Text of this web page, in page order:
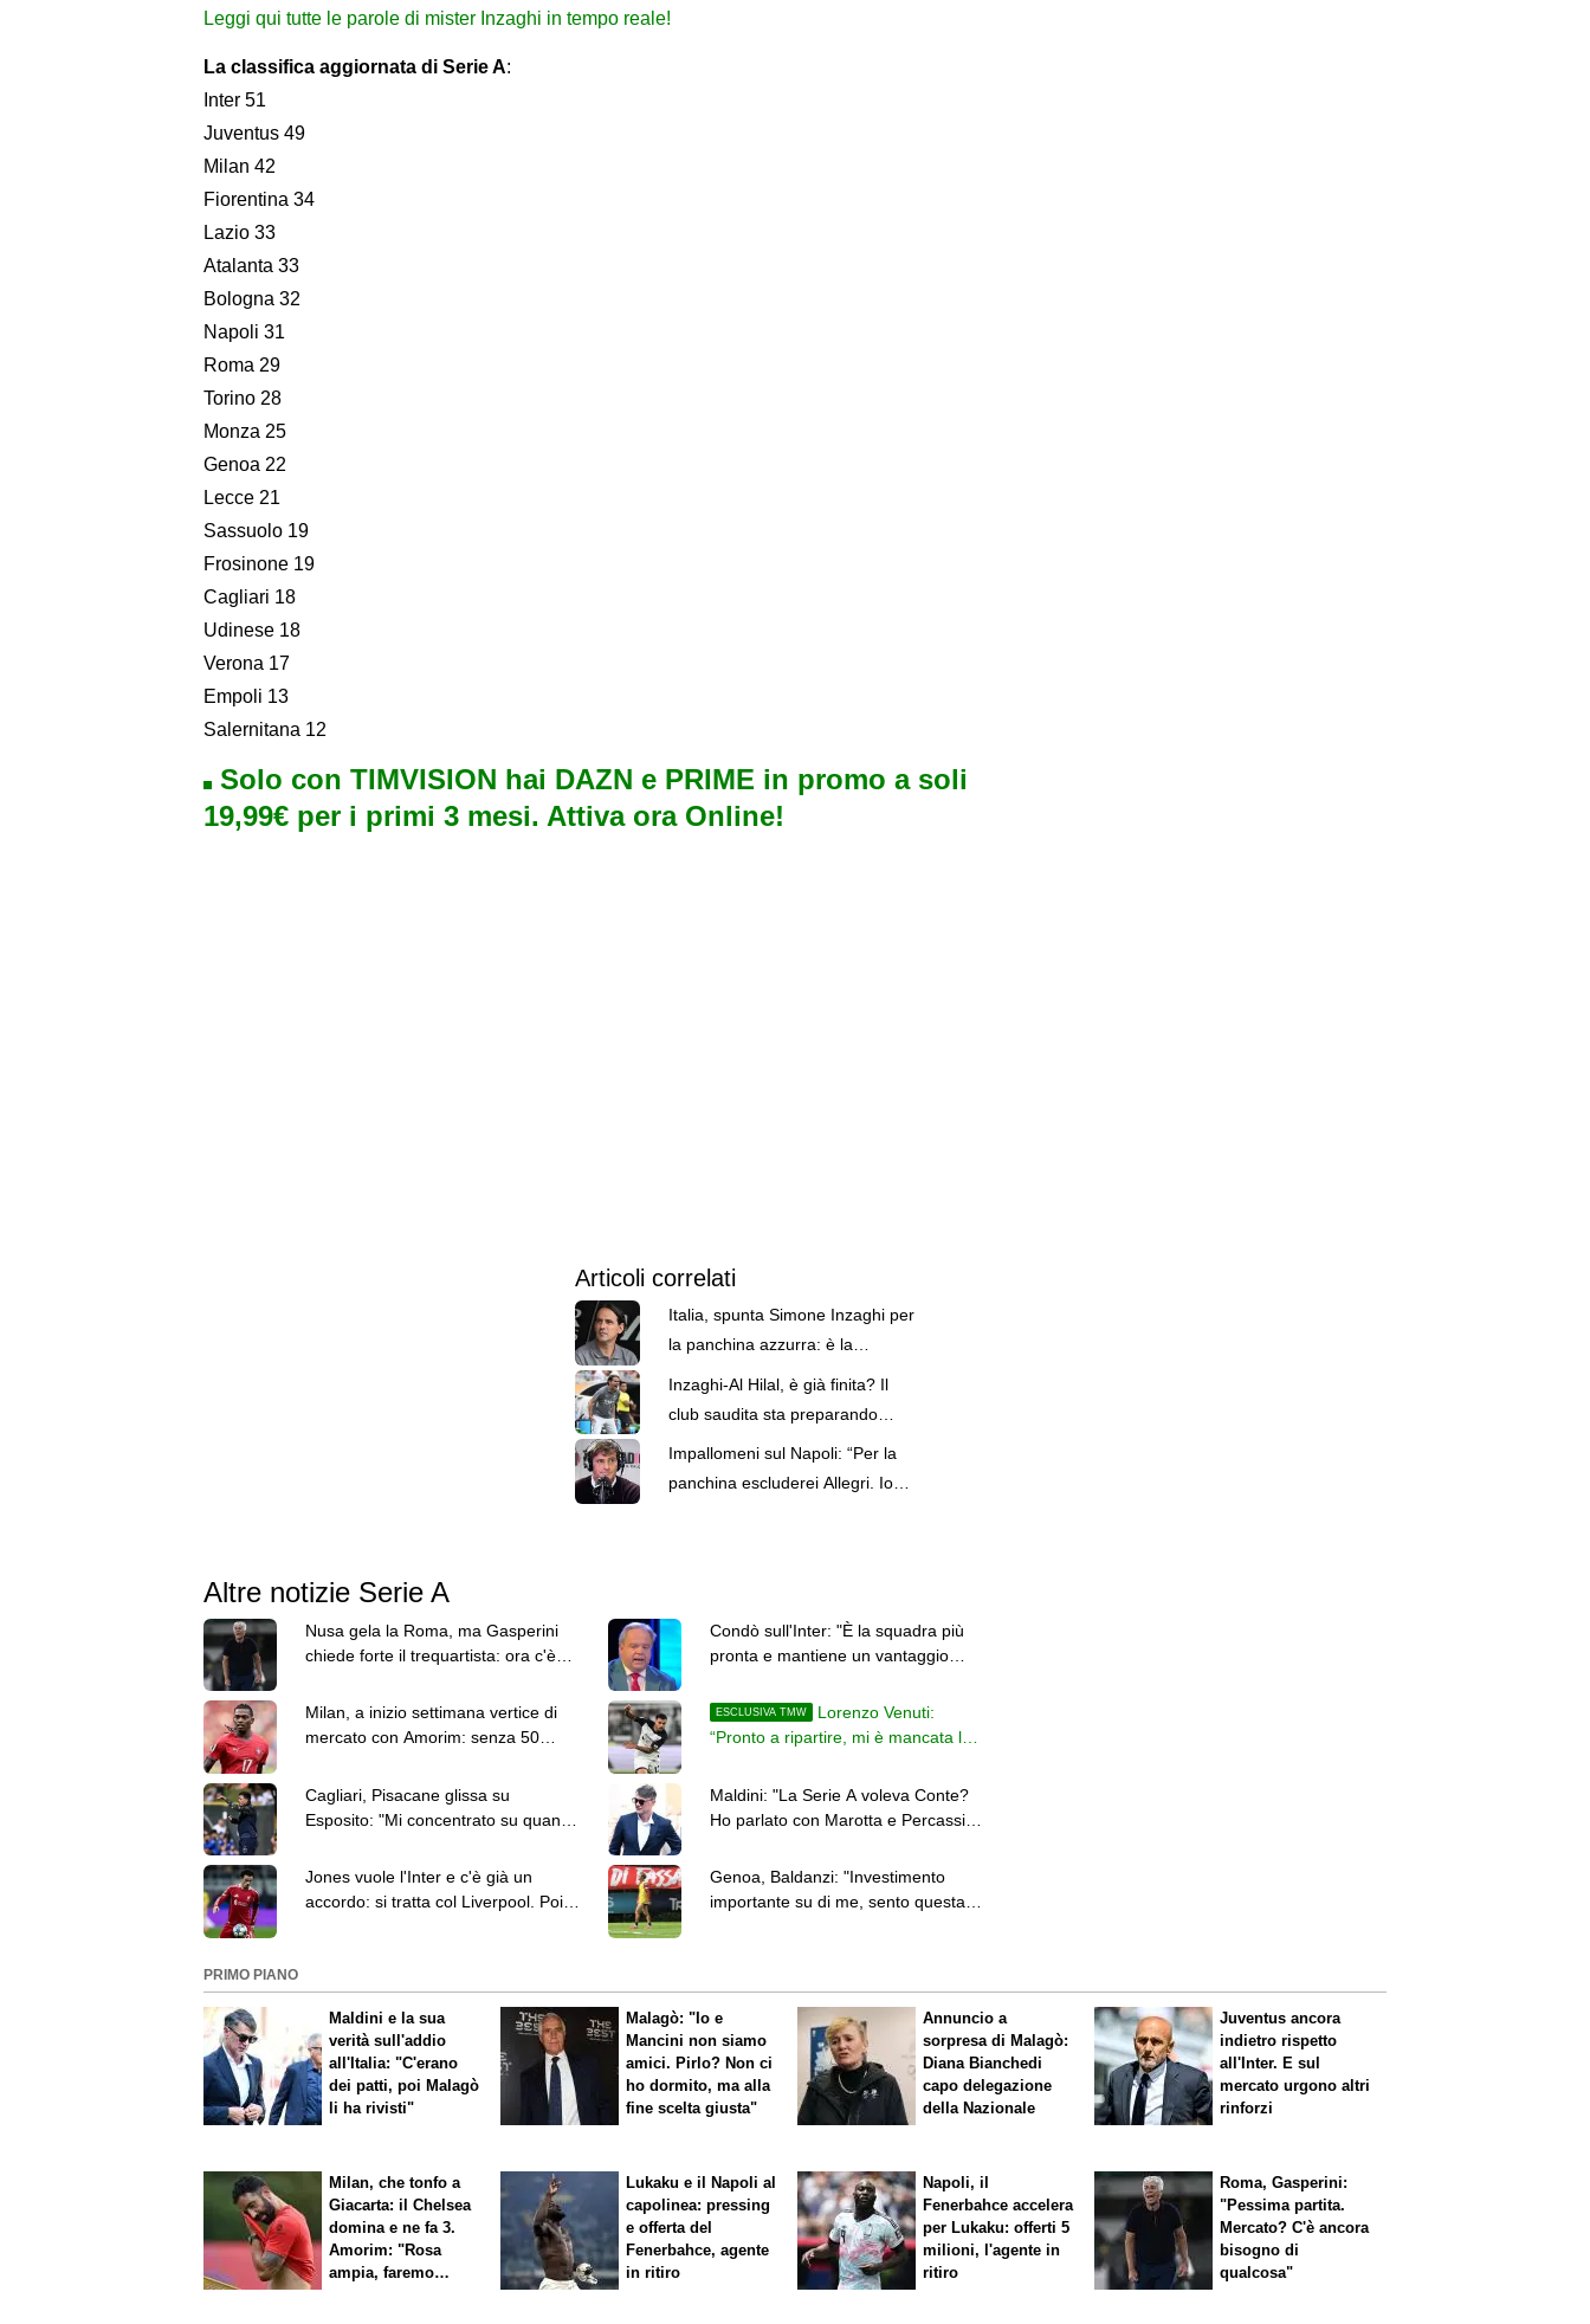
Leggi qui tutte le parole di mister Inzaghi in tempo reale!
La classifica aggiornata di Serie A:
Inter 51
Juventus 49
Milan 42
Fiorentina 34
Lazio 33
Atalanta 33
Bologna 32
Napoli 31
Roma 29
Torino 28
Monza 25
Genoa 22
Lecce 21
Sassuolo 19
Frosinone 19
Cagliari 18
Udinese 18
Verona 17
Empoli 13
Salernitana 12
Solo con TIMVISION hai DAZN e PRIME in promo a soli
19,99€ per i primi 3 mesi. Attiva ora Online!
Articoli correlati
Italia, spunta Simone Inzaghi per
la panchina azzurra: è la
Inzaghi-Al Hilal, è già finita? Il
club saudita sta preparando
un'offerta per Vitor Pereira
Impallomeni sul Napoli: “Per la
panchina escluderei Allegri. Io
Altre notizie Serie A
Nusa gela la Roma, ma Gasperini
chiede forte il trequartista: ora c'è
Condò sull'Inter: "È la squadra più
pronta e mantiene un vantaggio
Milan, a inizio settimana vertice di
mercato con Amorim: senza 50
ESCLUSIVA TMW
Lorenzo Venuti:
“Pronto a ripartire, mi è mancata la
Cagliari, Pisacane glissa su
Esposito: "Mi concentrato su quanto
Maldini: "La Serie A voleva Conte?
Ho parlato con Marotta e Percassi,
Jones vuole l'Inter e c'è già un
accordo: si tratta col Liverpool. Poi
Genoa, Baldanzi: "Investimento
importante su di me, sento questa
PRIMO PIANO
Maldini e la sua
verità sull'addio
all'Italia: "C'erano
dei patti, poi Malagò
li ha rivisti"
Malagò: "Io e
Mancini non siamo
amici. Pirlo? Non ci
ho dormito, ma alla
fine scelta giusta"
Annuncio a
sorpresa di Malagò:
Diana Bianchedi
capo delegazione
della Nazionale
Juventus ancora
indietro rispetto
all'Inter. E sul
mercato urgono altri
rinforzi
Milan, che tonfo a
Giacarta: il Chelsea
domina e ne fa 3.
Amorim: "Rosa
ampia, faremo
Lukaku e il Napoli al
capolinea: pressing
e offerta del
Fenerbahce, agente
in ritiro
Napoli, il
Fenerbahce accelera
per Lukaku: offerti 5
milioni, l'agente in
ritiro
Roma, Gasperini:
"Pessima partita.
Mercato? C'è ancora
bisogno di
qualcosa"